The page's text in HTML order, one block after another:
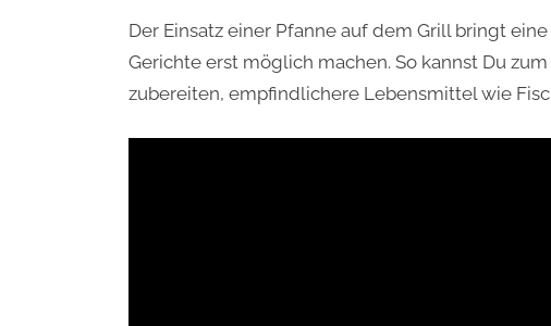
Der Einsatz einer Pfanne auf dem Grill bringt
Gerichte erst möglich machen. So kannst Du
zubereiten, empfindlichere Lebensmittel wie